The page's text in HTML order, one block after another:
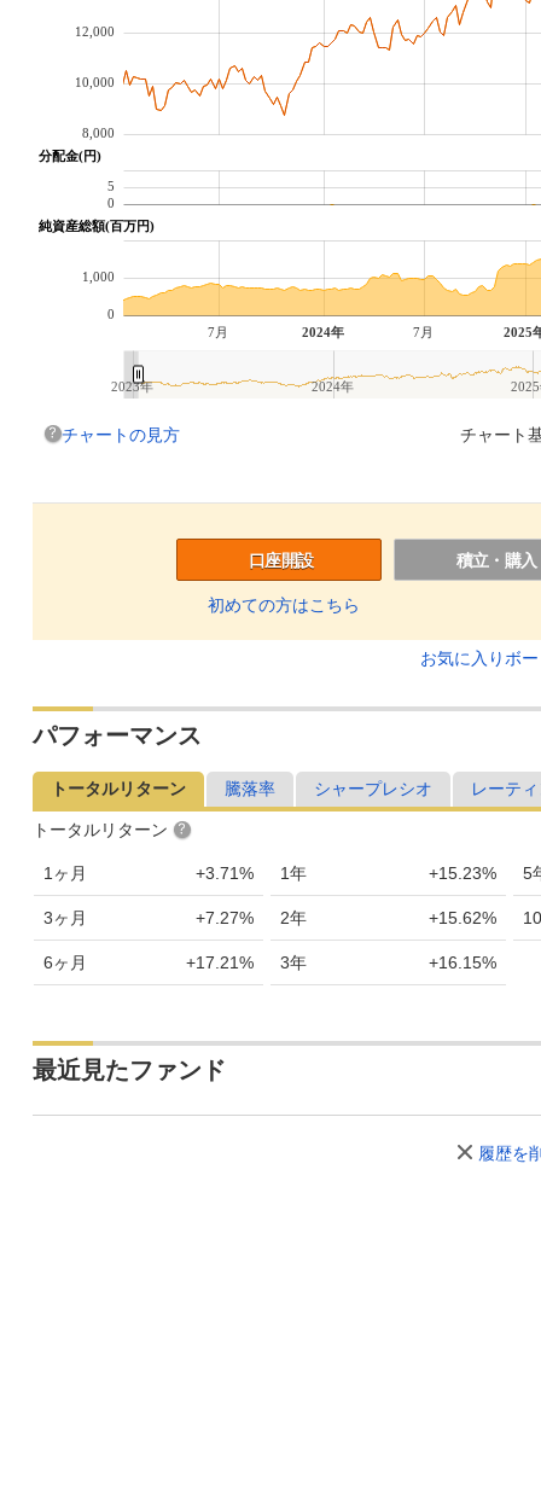
8,000
10,000
12,000
分配金(円)
0
5
純資産総額(百万円)
7月 2024年 7月 2025
0
1,000
2023年 2024年
チャートの見方 チャート
口座開設
初めての方はこちら
積立・購入
お気に入りボ
パフォーマンス
トータルリターン 騰落率 シャープレシオ レーテ
トータルリターン
1ヶ月 +3.71%
3ヶ月 +7.27%
6ヶ月 +17.21%
1年 +15.23%
2年 +15.62%
3年 +16.15%
5
最近見たファンド
履歴を